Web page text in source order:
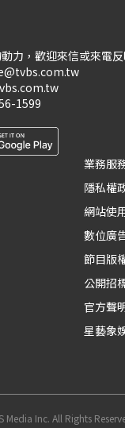
力，歡迎來信或來電
1599
業務服
隱私權
網站使
數位廣
節目版
公開招
官方聲
星藝象
Media Inc. All Rights